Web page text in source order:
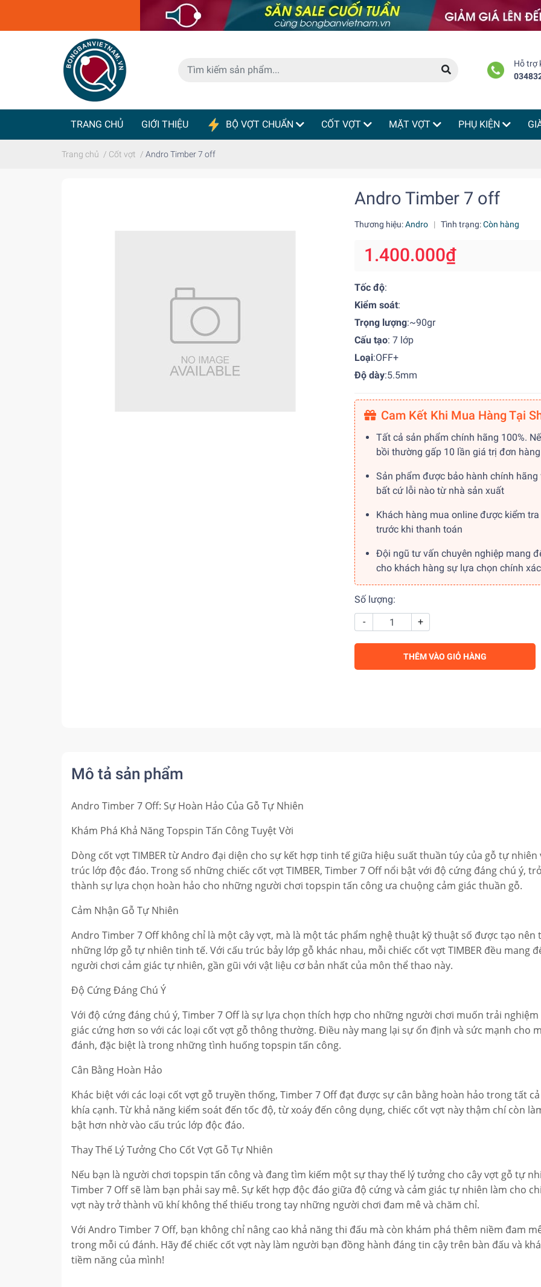
Hỗ trợ
TRANG CHỦ GIỚI THIỆU BỘ VỢT CHUẨN CỐT VỢT MẶT VỢT PHỤ KIỆN
BÀN BÓNG BÀN MÁY BẮN BÓNG
Trang chủ / Cốt vợt / Andro Timber 7 off
Andro Timber 7 off
Thương hiệu:Andro | Tình trạng:Còn hàng
1.400.000₫
Tốc độ:
Kiểm soát:
Trọng lượng:~90gr
Cấu tạo: 7 lớp
Loại:OFF+
Độ dày:5.5mm
Cam Kết Khi Mua Hàng Tại
Tất cả sản phẩm chính hãng 100%.
bồi thường gấp 10 lần giá trị đơn hàng
Sản phẩm được bảo hành chính hãng
bất cứ lỗi nào từ nhà sản xuất
Khách hàng mua online được kiểm
trước khi thanh toán
Đội ngũ tư vấn chuyên nghiệp mang
cho khách hàng sự lựa chọn chính
Số lượng:
-
+
THÊM VÀO GIỎ HÀNG
Mô tả sản phẩm
Andro Timber 7 Off: Sự Hoàn Hảo Của Gỗ Tự Nhiên
Khám Phá Khả Năng Topspin Tấn Công Tuyệt Vời
Dòng cốt vợt TIMBER từ Andro đại diện cho sự kết hợp tinh tế giữa hiệu suất thuần túy của gỗ tự nhiên
trúc lớp độc đáo. Trong số những chiếc cốt vợt TIMBER, Timber 7 Off nổi bật với độ cứng đáng chú ý,
thành sự lựa chọn hoàn hảo cho những người chơi topspin tấn công ưa chuộng cảm giác thuần gỗ.
Cảm Nhận Gỗ Tự Nhiên
Andro Timber 7 Off không chỉ là một cây vợt, mà là một tác phẩm nghệ thuật kỹ thuật số được tạo nên
những lớp gỗ tự nhiên tinh tế. Với cấu trúc bảy lớp gỗ khác nhau, mỗi chiếc cốt vợt TIMBER đều mang
người chơi cảm giác tự nhiên, gần gũi với vật liệu cơ bản nhất của môn thể thao này.
Độ Cứng Đáng Chú Ý
Với độ cứng đáng chú ý, Timber 7 Off là sự lựa chọn thích hợp cho những người chơi muốn trải nghiệm
giác cứng hơn so với các loại cốt vợt gỗ thông thường. Điều này mang lại sự ổn định và sức mạnh cho
đánh, đặc biệt là trong những tình huống topspin tấn công.
Cân Bằng Hoàn Hảo
Khác biệt với các loại cốt vợt gỗ truyền thống, Timber 7 Off đạt được sự cân bằng hoàn hảo trong tất
khía cạnh. Từ khả năng kiểm soát đến tốc độ, từ xoáy đến công dụng, chiếc cốt vợt này thậm chí còn
bật hơn nhờ vào cấu trúc lớp độc đáo.
Thay Thế Lý Tưởng Cho Cốt Vợt Gỗ Tự Nhiên
Nếu bạn là người chơi topspin tấn công và đang tìm kiếm một sự thay thế lý tưởng cho cây vợt gỗ tự
Timber 7 Off sẽ làm bạn phải say mê. Sự kết hợp độc đáo giữa độ cứng và cảm giác tự nhiên làm cho
vợt này trở thành vũ khí không thể thiếu trong tay những người chơi đam mê và chăm chỉ.
Với Andro Timber 7 Off, bạn không chỉ nâng cao khả năng thi đấu mà còn khám phá thêm niềm đam
trong mỗi cú đánh. Hãy để chiếc cốt vợt này làm người bạn đồng hành đáng tin cậy trên bàn đấu và
tiềm năng của mình!